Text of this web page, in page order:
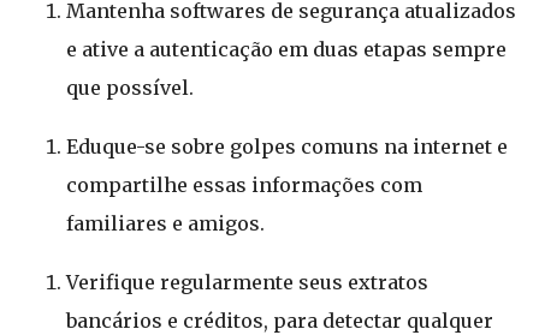
Mantenha softwares de segurança atualizados
e ative a autenticação em duas etapas sempre
que possível.
Eduque-se sobre golpes comuns na internet e
compartilhe essas informações com
familiares e amigos.
Verifique regularmente seus extratos
bancários e créditos, para detectar qualquer